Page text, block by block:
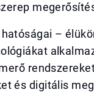
–
és digitális